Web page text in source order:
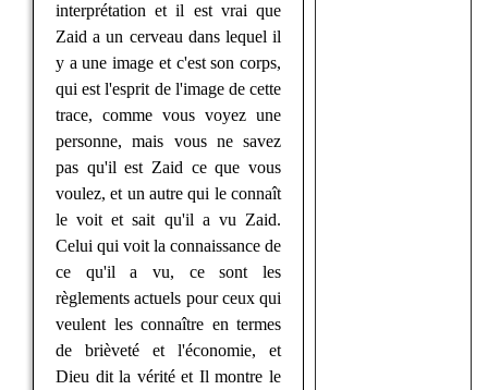
interprétation et il est vrai que
Zaid a un cerveau dans lequel il
y a une image et c'est son corps,
qui est l'esprit de l'image de cette
trace, comme vous voyez une
personne, mais vous ne savez
pas qu'il est Zaid ce que vous
voulez, et un autre qui le connaît
le voit et sait qu'il a vu Zaid.
Celui qui voit la connaissance de
ce qu'il a vu, ce sont les
règlements actuels pour ceux qui
veulent les connaître en termes
de brièveté et l'économie, et
Dieu dit la vérité et Il montre le